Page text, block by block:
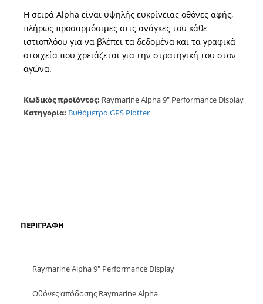
Η σειρά Alpha είναι υψηλής ευκρίνειας οθόνες αφής,
πλήρως προσαρμόσιμες στις ανάγκες του κάθε
ιστιοπλόου για να βλέπει τα δεδομένα και τα γραφικά
στοιχεία που χρειάζεται για την στρατηγική του στον
αγώνα.
Κωδικός προϊόντος: Raymarine Alpha 9″ Performance Display
Κατηγορία: Βυθόμετρα GPS Plotter
ΠΕΡΙΓΡΑΦΉ
Raymarine Alpha 9″ Performance Display
Οθόνες απόδοσης Raymarine Alpha